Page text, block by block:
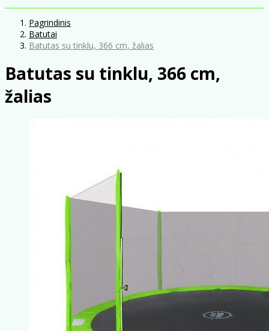
Pagrindinis
Batutai
Batutas su tinklu, 366 cm, žalias
Batutas su tinklu, 366 cm,
žalias